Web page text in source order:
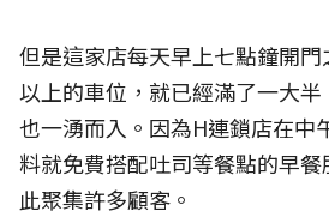
但是這家店每天早上七點鐘開
以上的車位，就已經滿了一大
也一湧而入。因為H連鎖店在中
料就免費搭配吐司等餐點的早
此聚集許多顧客。